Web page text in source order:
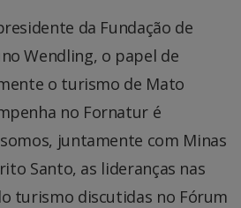
da Fundação de
Wendling, o papel de
o turismo de Mato
no Fornatur é
juntamente com Minas
Santo, as lideranças nas
turismo discutidas no Fórum